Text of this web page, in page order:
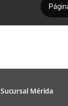
Sucursal Mérida